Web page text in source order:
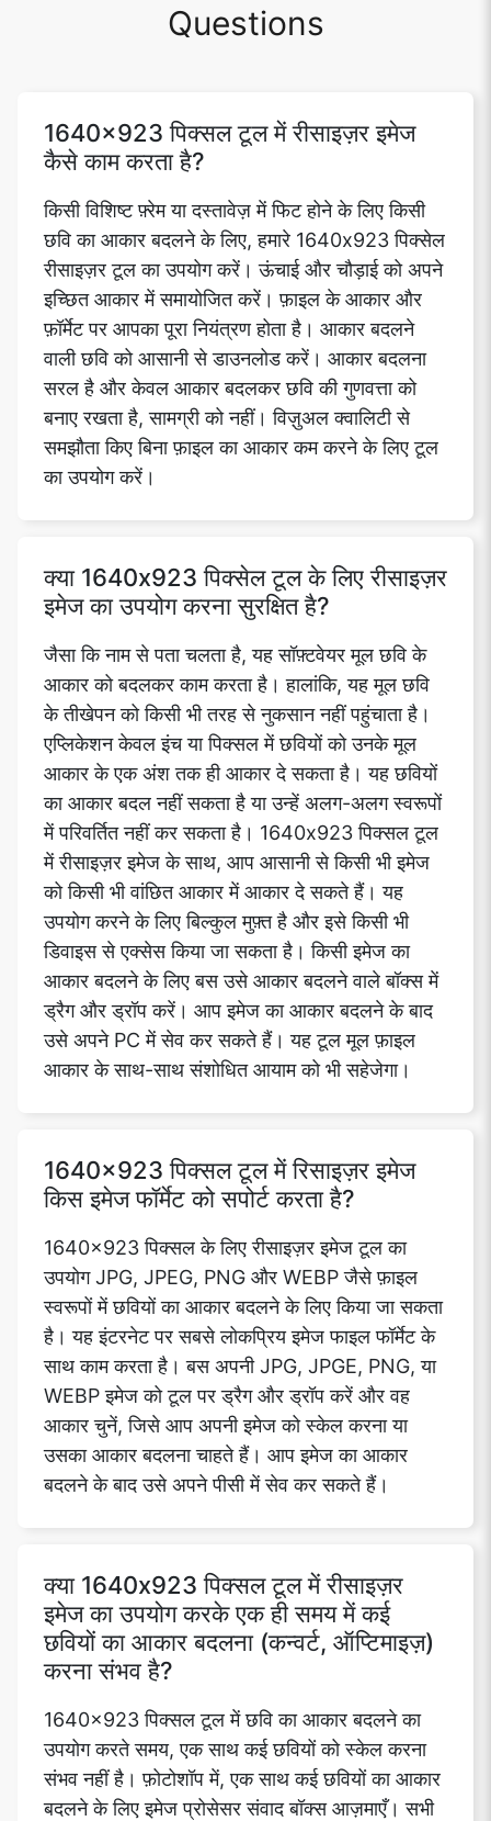
Questions
1640x923 पिक्सल टूल में रीसाइज़र इमेज
कैसे काम करता है?
किसी विशिष्ट फ़्रेम या दस्तावेज़ में फिट होने के लिए किसी
छवि का आकार बदलने के लिए, हमारे 1640x923 पिक्सेल
रीसाइज़र टूल का उपयोग करें। ऊंचाई और चौड़ाई को अपने
इच्छित आकार में समायोजित करें। फ़ाइल के आकार और
फ़ॉर्मेट पर आपका पूरा नियंत्रण होता है। आकार बदलने
वाली छवि को आसानी से डाउनलोड करें। आकार बदलना
सरल है और केवल आकार बदलकर छवि की गुणवत्ता को
बनाए रखता है, सामग्री को नहीं। विज़ुअल क्वालिटी से
समझौता किए बिना फ़ाइल का आकार कम करने के लिए टूल
का उपयोग करें।
क्या 1640x923 पिक्सेल टूल के लिए रीसाइज़र
इमेज का उपयोग करना सुरक्षित है?
जैसा कि नाम से पता चलता है, यह सॉफ़्टवेयर मूल छवि के
आकार को बदलकर काम करता है। हालांकि, यह मूल छवि
के तीखेपन को किसी भी तरह से नुकसान नहीं पहुंचाता है।
एप्लिकेशन केवल इंच या पिक्सल में छवियों को उनके मूल
आकार के एक अंश तक ही आकार दे सकता है। यह छवियों
का आकार बदल नहीं सकता है या उन्हें अलग-अलग स्वरूपों
में परिवर्तित नहीं कर सकता है। 1640x923 पिक्सल टूल
में रीसाइज़र इमेज के साथ, आप आसानी से किसी भी इमेज
को किसी भी वांछित आकार में आकार दे सकते हैं। यह
उपयोग करने के लिए बिल्कुल मुफ़्त है और इसे किसी भी
डिवाइस से एक्सेस किया जा सकता है। किसी इमेज का
आकार बदलने के लिए बस उसे आकार बदलने वाले बॉक्स में
ड्रैग और ड्रॉप करें। आप इमेज का आकार बदलने के बाद
उसे अपने PC में सेव कर सकते हैं। यह टूल मूल फ़ाइल
आकार के साथ-साथ संशोधित आयाम को भी सहेजेगा।
1640x923 पिक्सल टूल में रिसाइज़र इमेज
किस इमेज फॉर्मेट को सपोर्ट करता है?
1640x923 पिक्सल के लिए रीसाइज़र इमेज टूल का
उपयोग JPG, JPEG, PNG और WEBP जैसे फ़ाइल
स्वरूपों में छवियों का आकार बदलने के लिए किया जा सकता
है। यह इंटरनेट पर सबसे लोकप्रिय इमेज फाइल फॉर्मेट के
साथ काम करता है। बस अपनी JPG, JPGE, PNG, या
WEBP इमेज को टूल पर ड्रैग और ड्रॉप करें और वह
आकार चुनें, जिसे आप अपनी इमेज को स्केल करना या
उसका आकार बदलना चाहते हैं। आप इमेज का आकार
बदलने के बाद उसे अपने पीसी में सेव कर सकते हैं।
क्या 1640x923 पिक्सल टूल में रीसाइज़र
इमेज का उपयोग करके एक ही समय में कई
छवियों का आकार बदलना (कन्वर्ट, ऑप्टिमाइज़)
करना संभव है?
1640x923 पिक्सल टूल में छवि का आकार बदलने का
उपयोग करते समय, एक साथ कई छवियों को स्केल करना
संभव नहीं है। फ़ोटोशॉप में, एक साथ कई छवियों का आकार
बदलने के लिए इमेज प्रोसेसर संवाद बॉक्स आज़माएँ। सभी